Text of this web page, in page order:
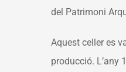
del Patrimoni
Aquest celler es
producció. L’any